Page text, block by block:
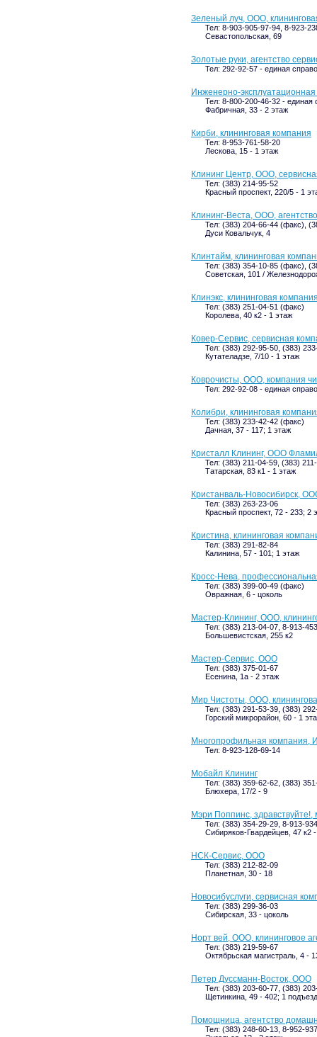
Зеленый луч, ООО,
Тел: 8-903-905-97-94, 8-923-
Севастопольская, 69
Золотые руки, агентство
Тел: 292-92-57 - единая
Инженерно-
Тел: 8-800-200-46-32 - единая
Фабричная, 33 - 2 этаж
Кирби, клининговая компания
Тел: 8-953-761-58-20
Лескова, 15 - 1 этаж
Клининг Центр, ООО,
Тел: (383) 214-95-52
Красный проспект, 220/5 - 1
Клининг-Веста, ООО,
Тел: (383) 204-66-44 (факс),
Дуси Ковальчук, 4
Клинтайм, клининговая
Тел: (383) 354-10-85 (факс),
Советская, 101 /
Клинэкс, клининговая
Тел: (383) 251-04-51 (факс)
Королева, 40 к2 - 1 этаж
Ковер-Сервис, сервисная
Тел: (383) 292-95-50, (383)
Кутателадзе, 7/10 - 1 этаж
Коврочисты, ООО, компания
Тел: 292-92-08 - единая
Колибри, клининговая
Тел: (383) 233-42-42 (факс)
Дачная, 37 - 117; 1 этаж
Кристалл Клининг, ООО
Тел: (383) 211-04-59, (383)
Татарская, 83 к1 - 1 этаж
Кристанваль-Новосибирск,
Тел: (383) 263-23-06
Красный проспект, 72 - 233; 2
Кристина, клининговая
Тел: (383) 291-82-84
Калинина, 57 - 101; 1 этаж
Кросс-Нева,
Тел: (383) 399-00-49 (факс)
Овражная, 6 - цоколь
Мастер-Клининг, ООО,
Тел: (383) 213-04-07, 8-913-
Большевистская, 255 к2
Мастер-Сервис, ООО
Тел: (383) 375-01-67
Есенина, 1а - 2 этаж
Мир Чистоты, ООО,
Тел: (383) 291-53-39, (383)
Горский микрорайон, 60 - 1
Многопрофильная компания,
Тел: 8-923-128-69-14
Мобайл Клининг
Тел: (383) 359-62-62, (383)
Блюхера, 17/2 - 9
Мэри Поппинс,
Тел: (383) 354-29-29, 8-913-
Сибиряков-Гвардейцев, 47 к2
НСК-Сервис, ООО
Тел: (383) 212-82-09
Планетная, 30 - 18
Новосибуслуги, сервисная
Тел: (383) 299-36-03
Сибирская, 33 - цоколь
Норт вей, ООО, клининговое
Тел: (383) 219-59-67
Октябрьская магистраль, 4 -
Петер Дуссманн-Восток, ООО
Тел: (383) 203-60-77, (383)
Щетинкина, 49 - 402; 1 подъезд
Помощница, агентство
Тел: (383) 248-60-13, 8-952-